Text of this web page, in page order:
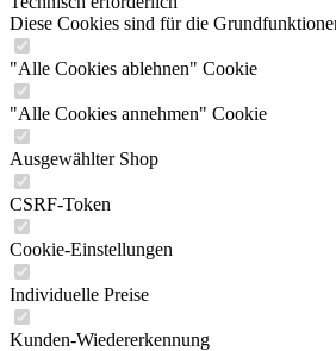
Diese Cookies sind für die
"Alle Cookies ablehnen" Cookie
"Alle Cookies annehmen" Cookie
Ausgewählter Shop
CSRF-Token
Cookie-Einstellungen
Individuelle Preise
Kunden-Wiedererkennung